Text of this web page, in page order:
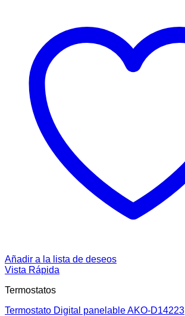
Añadir a la lista de deseos
Vista Rápida
Termostatos
Termostato Digital panelable AKO-D14223